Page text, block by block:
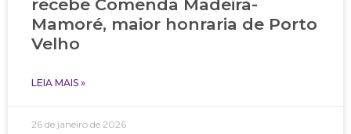
recebe Comenda Madeira-
Mamoré, maior honraria de Porto
Velho
LEIA MAIS »
26 de janeiro de 2026